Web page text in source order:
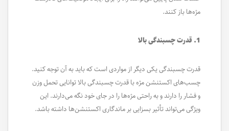
مژه‌ها باز کنند.
1. قدرت چسبندگی بالا
قدرت چسبندگی یکی دیگر از مواردی است که باید به آن توجه کنید.
چسب‌های اکستنشن مژه با قدرت چسبندگی بالا توانایی تحمل وزن
و فشار را دارند و به راحتی مژه‌ها را در جای خود نگه می‌دارند. این
ویژگی می‌تواند تأثیر بسزایی بر ماندگاری اکستنشن‌ها داشته باشد.